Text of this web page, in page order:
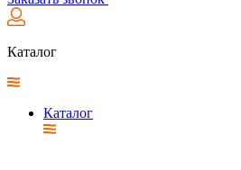
Каталог
Каталог